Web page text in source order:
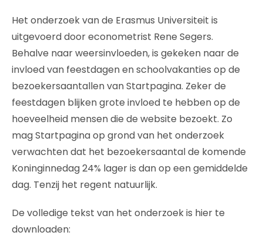
Het onderzoek van de Erasmus Universiteit is
uitgevoerd door econometrist Rene Segers.
Behalve naar weersinvloeden, is gekeken naar de
invloed van feestdagen en schoolvakanties op de
bezoekersaantallen van Startpagina. Zeker de
feestdagen blijken grote invloed te hebben op de
hoeveelheid mensen die de website bezoekt. Zo
mag Startpagina op grond van het onderzoek
verwachten dat het bezoekersaantal de komende
Koninginnedag 24% lager is dan op een gemiddelde
dag. Tenzij het regent natuurlijk.
De volledige tekst van het onderzoek is hier te
downloaden: